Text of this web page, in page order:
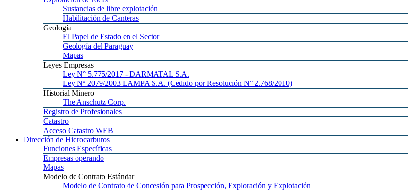
Sustancias de libre explotación
Habilitación de Canteras
Geología
El Papel de Estado en el Sector
Geología del Paraguay
Mapas
Leyes Empresas
Ley N° 5.775/2017 - DARMATAL S.A.
Ley Nº 2079/2003 LAMPA S.A. (Cedido por Resolución N° 2.768/2010)
Historial Minero
The Anschutz Corp.
Registro de Profesionales
Catastro
Acceso Catastro WEB
Dirección de Hidrocarburos
Funciones Específicas
Empresas operando
Mapas
Modelo de Contrato Estándar
Modelo de Contrato de Concesión para Prospección, Exploración y Explotación